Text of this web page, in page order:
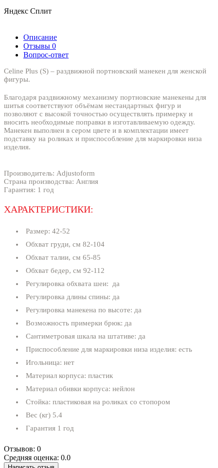
Яндекс Сплит
Описание
Отзывы 0
Вопрос-ответ
Celine Plus (S) – раздвижной портновский манекен для женской
фигуры.
Благодаря раздвижному механизму портновские манекены для
шитья соответствуют объёмам нестандартных фигур и
позволяют с высокой точностью осуществлять примерку и
вносить необходимые поправки в изготавливаемую одежду.
Манекен выполнен в сером цвете и в комплектации имеет
подставку на роликах и приспособление для маркировки низа
изделия.
Производитель: Adjustoform
Страна производства: Англия
Гарантия: 1 год
ХАРАКТЕРИСТИКИ:
Размер: 42-52
Обхват груди, см 82-104
Обхват талии, см 65-85
Обхват бедер, см 92-112
Регулировка обхвата шеи: да
Регулировка длины спины: да
Регулировка манекена по высоте: да
Возможность примерки брюк: да
Сантиметровая шкала на штативе: да
Приспособление для маркировки низа изделия: есть
Игольница: нет
Материал корпуса: пластик
Материал обивки корпуса: нейлон
Стойка: пластиковая на роликах со стопором
Вес (кг) 5.4
Гарантия 1 год
Отзывов: 0
Средняя оценка: 0.0